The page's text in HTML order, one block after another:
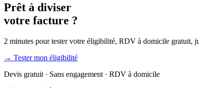
Prêt à diviser
votre facture ?
2 minutes pour tester votre éligibilité, RDV à domicile gratuit,
→ Tester mon éligibilité
Devis gratuit · Sans engagement · RDV à domicile